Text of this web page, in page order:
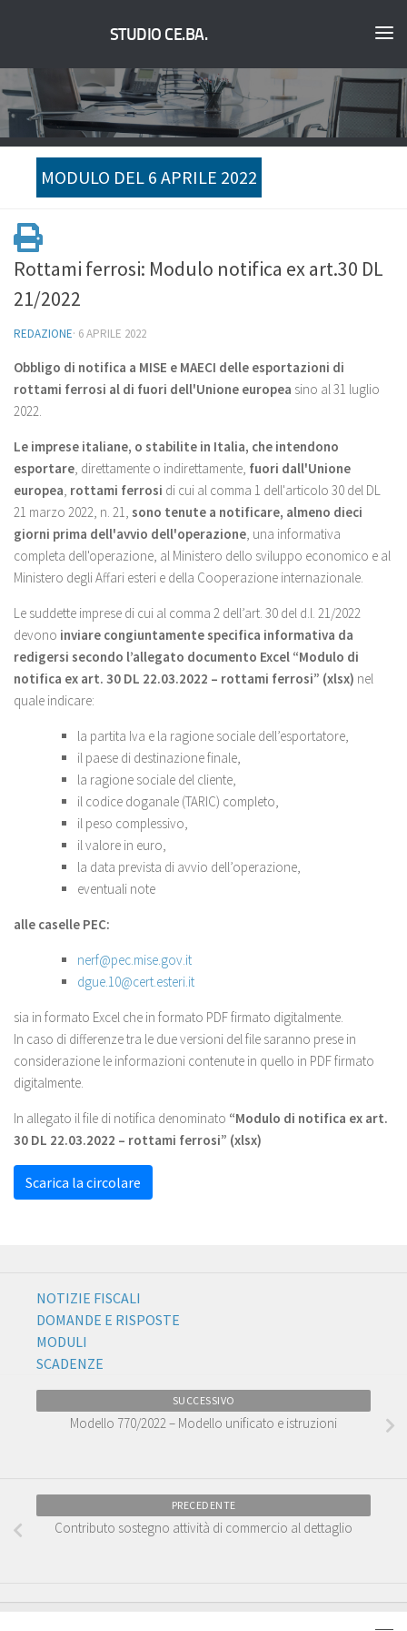
STUDIO CE.BA.
MODULO DEL 6 APRILE 2022
Rottami ferrosi: Modulo notifica ex art.30 DL
21/2022
REDAZIONE· 6 APRILE 2022
Obbligo di notifica a MISE e MAECI delle esportazioni di
rottami ferrosi al di fuori dell'Unione europea sino al 31 luglio
2022.
Le imprese italiane, o stabilite in Italia, che intendono
esportare, direttamente o indirettamente, fuori dall'Unione
europea, rottami ferrosi di cui al comma 1 dell'articolo 30 del DL
21 marzo 2022, n. 21, sono tenute a notificare, almeno dieci
giorni prima dell'avvio dell'operazione, una informativa
completa dell'operazione, al Ministero dello sviluppo economico e al
Ministero degli Affari esteri e della Cooperazione internazionale.
Le suddette imprese di cui al comma 2 dell’art. 30 del d.l. 21/2022
devono inviare congiuntamente specifica informativa da
redigersi secondo l’allegato documento Excel “Modulo di
notifica ex art. 30 DL 22.03.2022 – rottami ferrosi” (xlsx) nel
quale indicare:
la partita Iva e la ragione sociale dell’esportatore,
il paese di destinazione finale,
la ragione sociale del cliente,
il codice doganale (TARIC) completo,
il peso complessivo,
il valore in euro,
la data prevista di avvio dell’operazione,
eventuali note
alle caselle PEC:
nerf@pec.mise.gov.it
dgue.10@cert.esteri.it
sia in formato Excel che in formato PDF firmato digitalmente.
In caso di differenze tra le due versioni del file saranno prese in
considerazione le informazioni contenute in quello in PDF firmato
digitalmente.
In allegato il file di notifica denominato “Modulo di notifica ex art.
30 DL 22.03.2022 – rottami ferrosi” (xlsx)
Scarica la circolare
NOTIZIE FISCALI
DOMANDE E RISPOSTE
MODULI
SCADENZE
SUCCESSIVO
Modello 770/2022 – Modello unificato e istruzioni
PRECEDENTE
Contributo sostegno attività di commercio al dettaglio